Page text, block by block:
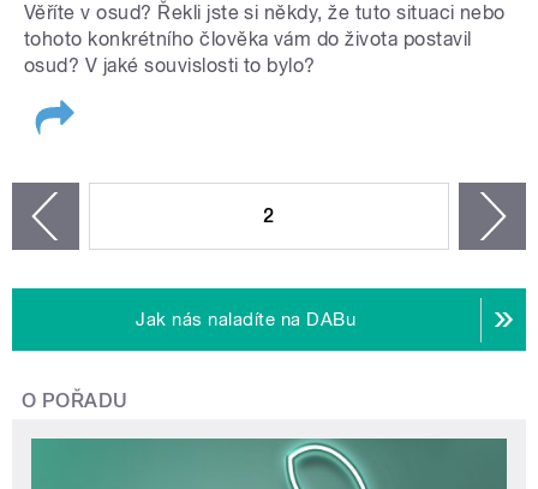
Věříte v osud? Řekli jste si někdy, že tuto situaci nebo
tohoto konkrétního člověka vám do života postavil
osud? V jaké souvislosti to bylo?
2
Jak nás naladíte na DABu
O POŘADU